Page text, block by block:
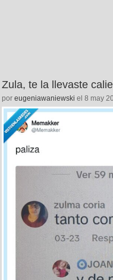
Zula, te la llevaste
por eugeniawaniewski el 8 may